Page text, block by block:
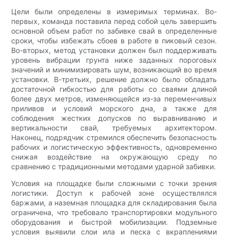
Цели были определены в измеримых терминах. Во-
первых, команда поставила перед собой цель завершить
основной объем работ по забивке свай в определенные
сроки, чтобы избежать сбоев в работе в пиковый сезон.
Во-вторых, метод установки должен был поддерживать
уровень вибрации грунта ниже заданных пороговых
значений и минимизировать шум, возникающий во время
установки. В-третьих, решение должно было обладать
достаточной гибкостью для работы со сваями длиной
более двух метров, изменяющейся из-за переменчивых
приливов и условий морского дна, а также для
соблюдения жестких допусков по выравниванию и
вертикальности свай, требуемых архитектором.
Наконец, подрядчик стремился обеспечить безопасность
рабочих и логистическую эффективность, одновременно
снижая воздействие на окружающую среду по
сравнению с традиционными методами ударной забивки.
Условия на площадке были сложными с точки зрения
логистики. Доступ к рабочей зоне осуществлялся
баржами, а наземная площадка для складирования была
ограничена, что требовало транспортировки модульного
оборудования и быстрой мобилизации. Подземные
условия выявили слои ила и песка с вкраплениями